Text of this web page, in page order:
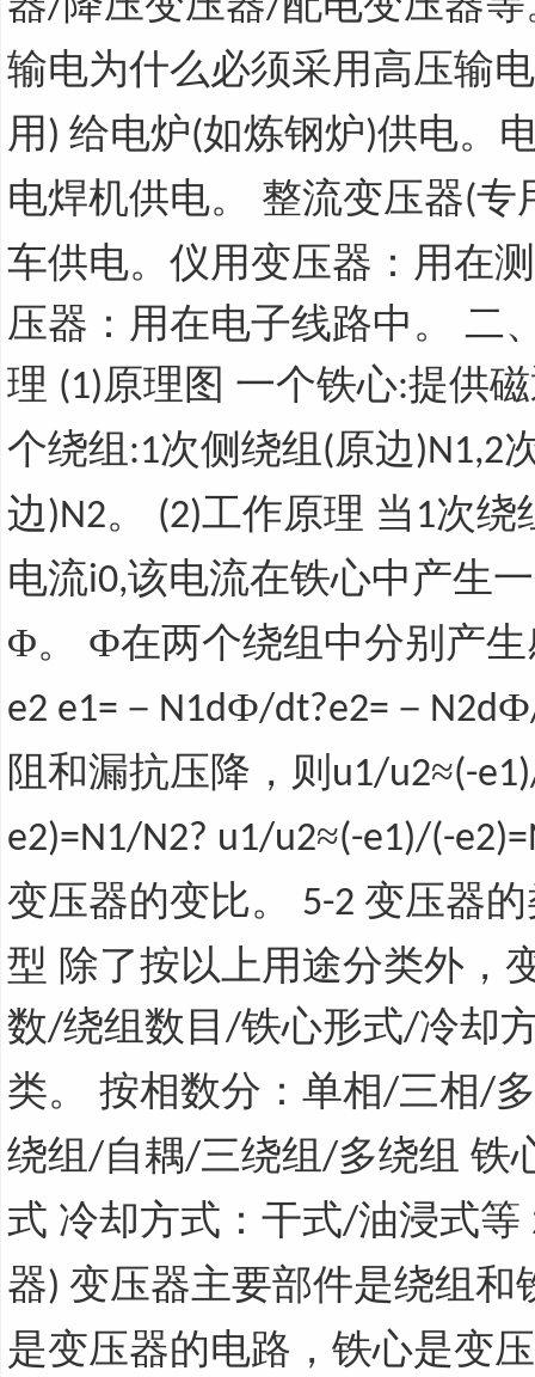
输电为什么必须采用高压输
用 ) 给电炉(如炼钢炉)供电。
电焊机供电。 整流变压器(专
车供电。仪用变压器：用在
压器：用在电子线路中。 二
理 (1)原理图 一个铁心:提供
个绕组 :1次侧绕组 (原边 )N1,2
边 )N2。 (2)工作原理 当 1次绕
电流i0,该电流在铁心中产生
Φ。 Ф在两个绕组中分别产生
e2 e1= － N1dФ/dt?e2= － N2dФ
阻和漏抗压降，则 u1/u2≈(-
e2)=N1/N2? u1/u2≈(-e1)/(-
变压器的变比。 5-2 变压器
型 除了按以上用途分类外，
数/绕组数目 /铁心形式/冷却
类。 按相数分：单相/三相/
绕组 /自耦/三绕组 /多绕组 铁
式 冷却方式：干式/油浸式等
器) 变压器主要部件是绕组和
是变压器的电路，铁心是变